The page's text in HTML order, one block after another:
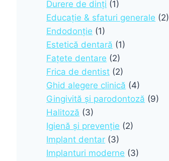
Durere de dinți (1)
Educație & sfaturi generale (2)
Endodonție (1)
Estetică dentară (1)
Fațete dentare (2)
Frica de dentist (2)
Ghid alegere clinică (4)
Gingivită și parodontoză (9)
Halitoză (3)
Igienă și prevenție (2)
Implant dentar (3)
Implanturi moderne (3)